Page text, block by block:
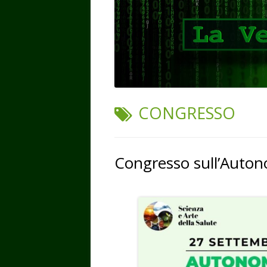
TAG:
CONGRESSO
Congresso